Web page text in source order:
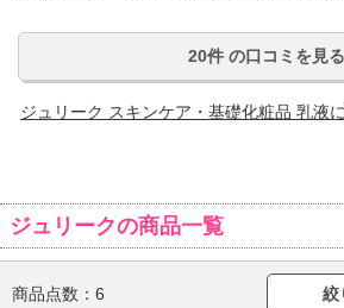
20件 の口コミを見る
ジュリーク スキンケア・基礎化粧品 乳液
ジュリークの商品一覧
商品点数： 6 絞